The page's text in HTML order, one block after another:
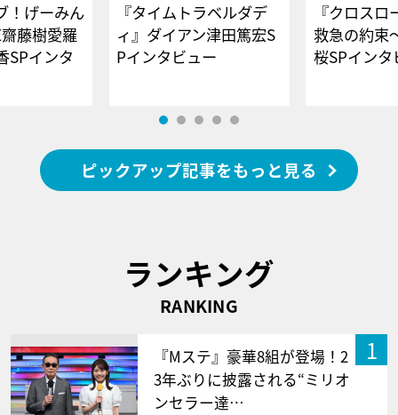
！げーみん
藤樹愛羅
SPインタ
『タイムトラベルダデ
ィ』ダイアン津田篤宏S
Pインタビュー
『クロス
救急の約束
桜SPイ
ピックアップ記事をもっと見る
ランキング
RANKING
1
『Mステ』豪華8組が登場！2
3年ぶりに披露される“ミリオ
ンセラー達…